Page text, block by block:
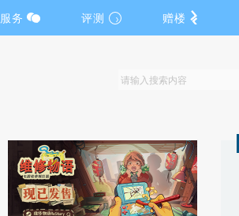
服务 评测 赠楼